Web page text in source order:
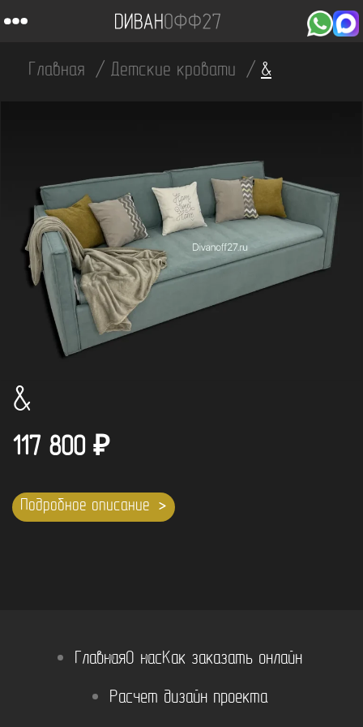
Главная Детские кровати &
&
117 800 ₽
Подробное описание
ГлавнаяО насКак заказать онлайн
Расчет дизайн проекта